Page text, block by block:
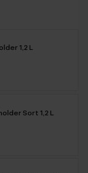
1,2 L
Sort 1,2 L